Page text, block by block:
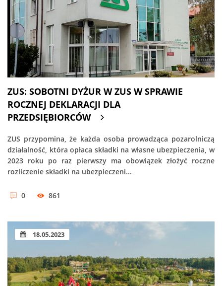
ZUS: SOBOTNI DYŻUR W ZUS W SPRAWIE
ROCZNEJ DEKLARACJI DLA
PRZEDSIĘBIORCÓW
ZUS przypomina, że każda osoba prowadząca pozarolniczą
działalność, która opłaca składki na własne ubezpieczenia, w
2023 roku po raz pierwszy ma obowiązek złożyć roczne
rozliczenie składki na ubezpieczeni...
0 861
18.05.2023